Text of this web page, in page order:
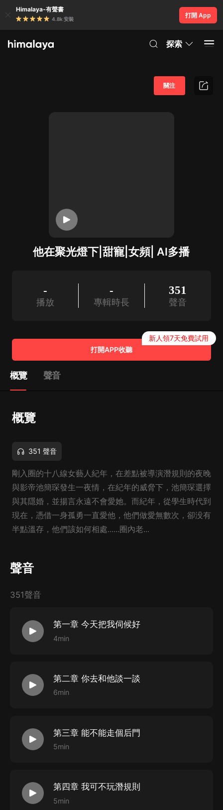
Himalaya-有聲書
4.8k 安裝
打開 App
探索
他在聚光燈下|甜寵|女頻| AI多播
關注
-
播放
-
專輯時長
351
聲音
打開APP收聽
新人領7天免費試用
概覽 聲音
概覽
351 聲音
剛入圈的十八線女藝人紀年，在差點被導演潛規則的夜晚
與影帝池簡琛發生一夜情，在紀年的威脅下，池簡琛選擇
與其隱婚，並揚言永遠不會愛她。而紀年，從學生時代到
現在，憑借一身孤勇一直愛他，他們做愛無數次，卻没有
半點溫存，他們該如何相處......圈內老...
聲音
351聲音
第一章 今天把我伺候好
4min
第二章 你去和他談一談
6min
第三章 能不能走個后門
5min
第四章 我可不玩潛規則
5min